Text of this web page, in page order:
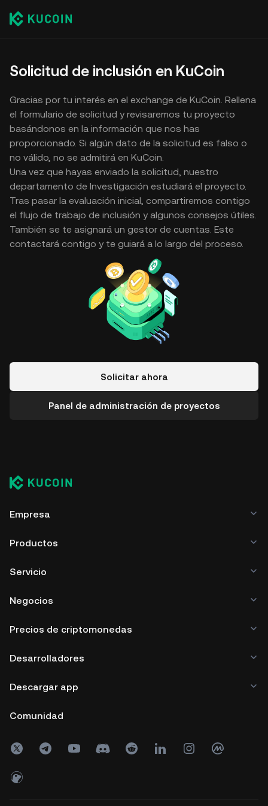
Solicitud de inclusión en KuCoin
Gracias por tu interés en el exchange de KuCoin. Rellena
el formulario de solicitud y revisaremos tu proyecto
basándonos en la información que nos has
proporcionado. Si algún dato de la solicitud es falso o
no válido, no se admitirá en KuCoin.
Una vez que hayas enviado la solicitud, nuestro
departamento de Investigación estudiará el proyecto.
Tras pasar la evaluación inicial, compartiremos contigo
el flujo de trabajo de inclusión y algunos consejos útiles.
También se te asignará un gestor de cuentas. Este
contactará contigo y te guiará a lo largo del proceso.
Solicitar ahora
Panel de administración de proyectos
Empresa
Productos
Servicio
Negocios
Precios de criptomonedas
Desarrolladores
Descargar app
Comunidad